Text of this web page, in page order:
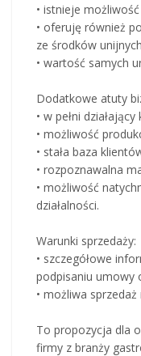
• istnieje
• oferuję również
ze środków
• wartość samych
Dodatkowe atuty
• w pełni
• możliwość
• stała baza
• rozpoznawalna
• możliwość
działalności.
Warunki sprzedaży:
• szczegółowe
podpisaniu umowy
• możliwa
To propozycja dla
firmy z branży